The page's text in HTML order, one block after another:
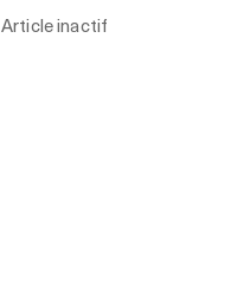
Article inactif